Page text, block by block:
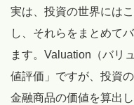
実は、投資の世界には
し、それらをまとめて
ます。Valuation（バリ
値評価」ですが、投資
金融商品の価値を算出